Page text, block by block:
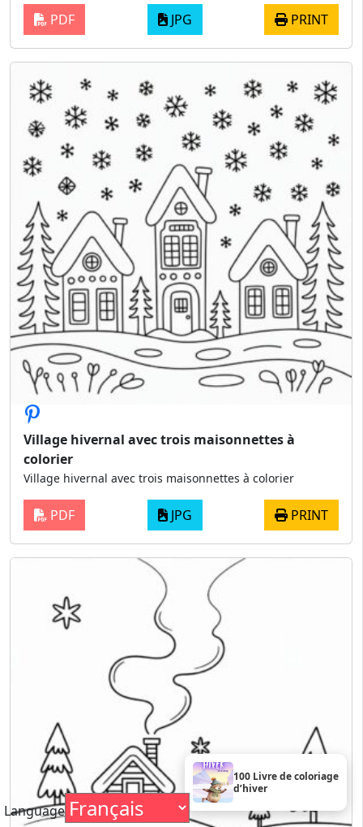
100 Livre de coloriage
d’hiver
PDF JPG PRINT
Village hivernal avec trois maisonnettes à
colorier
Village hivernal avec trois maisonnettes à colorier
PDF JPG PRINT
Language